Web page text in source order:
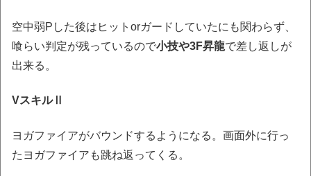
空中弱Pした後はヒットorガードしていたにも関わらず、
喰らい判定が残っているので小技や3F昇龍で差し返しが
出来る。
VスキルⅡ
ヨガファイアがバウンドするようになる。画面外に行っ
たヨガファイアも跳ね返ってくる。